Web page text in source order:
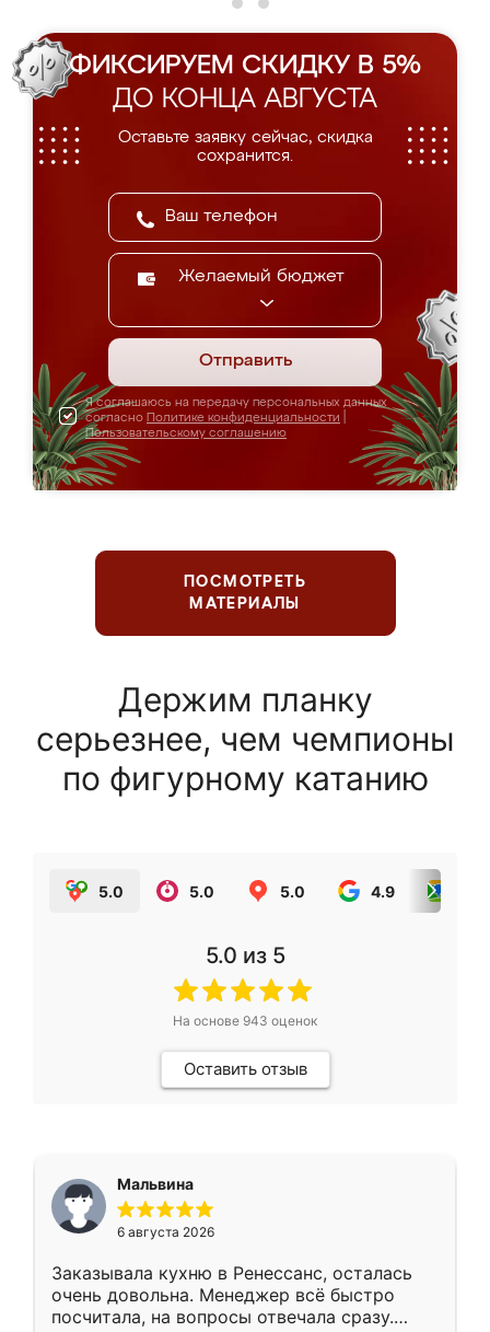
ФИКСИРУЕМ СКИДКУ В 5%
ДО КОНЦА АВГУСТА
Оставьте заявку сейчас, скидка
сохранится.
Желаемый бюджет
Отправить
Я соглашаюсь на передачу персональных данных
согласно Политике конфиденциальности
Пользовательскому соглашению
ПОСМОТРЕТЬ
МАТЕРИАЛЫ
Держим планку
серьезнее, чем чемпионы
по фигурному катанию
5.0 5.0 5.0 4.9
5.0 из 5
На основе 943 оценок
Оставить отзыв
Мальвина
6 августа 2026
Заказывала кухню в Ренессанс, осталась
очень довольна. Менеджер всё быстро
посчитала, на вопросы отвечала сразу.